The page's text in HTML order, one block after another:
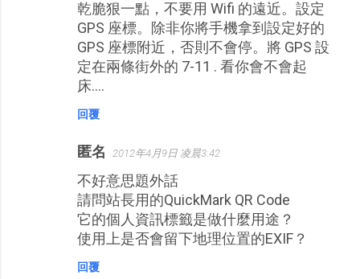
乾脆狠一點，不要用 Wifi 的遠近。設定
GPS 座標。除非你將手機拿到設定好的
GPS 座標附近，否則不會停。將 GPS 設
定在兩條街外的 7-11 . 看你會不會起
床....
回覆
匿名 2012年4月9日 凌晨3:42
不好意思題外話
請問站長用的QuickMark QR Code
它的個人資訊標籤是做什麼用途？
使用上是否會留下地理位置的EXIF？
回覆